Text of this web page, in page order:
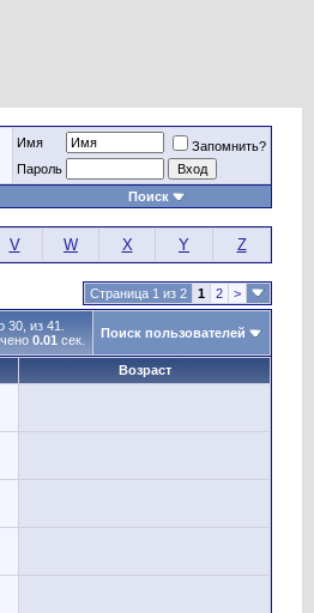
Имя
Запомнить?
Пароль
Поиск
V W X Y Z
Страница 1 из 2 1 2 >
30, из 41.
0.01 сек. Поиск пользователей
Возраст